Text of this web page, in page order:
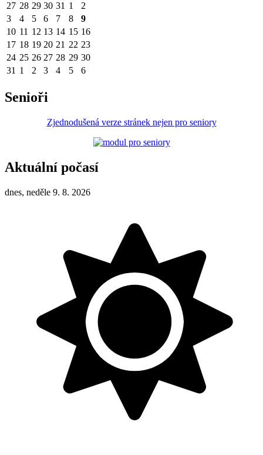
27 28 29 30 31 1
2
3
4 5 6 7 8
9
10 11 12 13 14 15 16
17 18 19 20 21 22 23
24 25 26 27 28 29 30
31 1 2 3 4 5 6
Senioři
Zjednodušená verze stránek nejen pro seniory
Aktuální počasí
dnes, neděle 9. 8. 2026